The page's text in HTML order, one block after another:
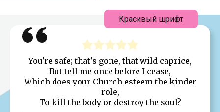
You're safe; that's gone, that wild caprice,
But tell me once before I cease,
Which does your Church esteem the kinder
role,
To kill the body or destroy the soul?
Красивый шрифт